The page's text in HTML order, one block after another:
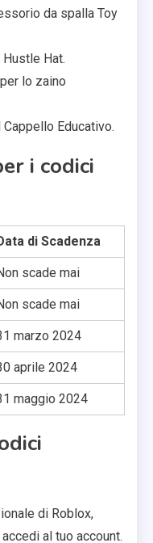
da spalla Toy
Hat.
lo zaino
Cappello Educativo.
i codici
di Scadenza
scade mai
scade mai
marzo 2024
aprile 2024
maggio 2024
di Roblox,
al tuo account.